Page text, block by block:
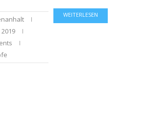
WEITERLESEN
2019